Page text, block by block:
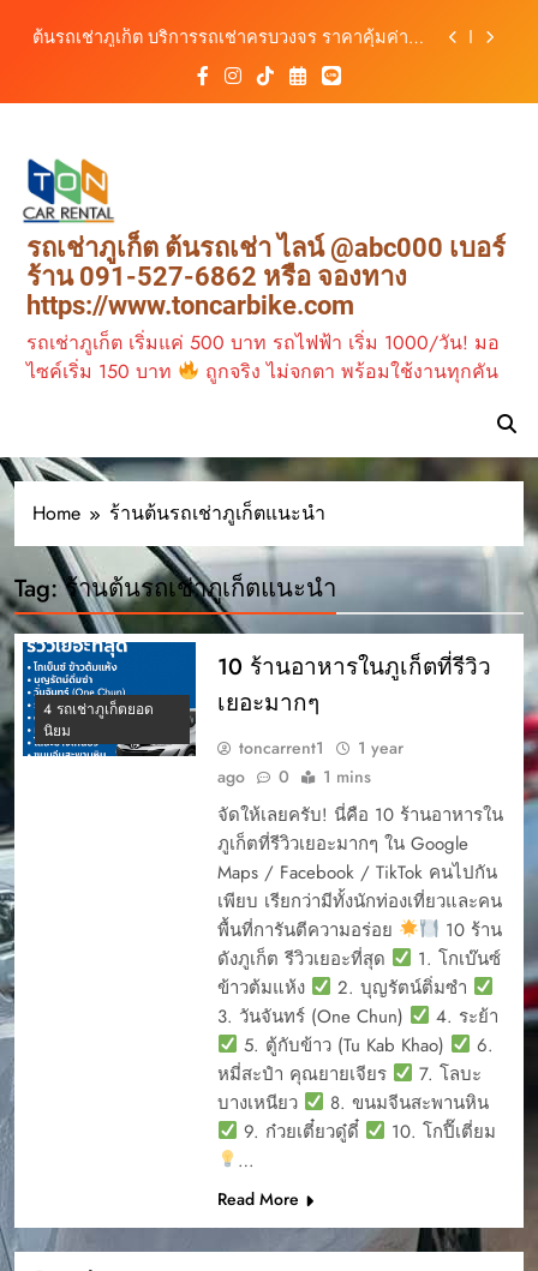
ต้นรถเช่าภูเก็ต บริการรถเช่าครบวงจร ราคาคุ้มค่า
เช่ารถมอเตอร์ไซค์ภูเก็ต กับต้นรถเช่า เดินทาง
สะดวก ราคาประหยัด เริ่มต้นเพียง 150 บาท/วัน
เลือกหลากหลาย พร้อมบริการ 24 ชั่วโมง
วิเคราะห์ตลาดรถเช่าภูเก็ต 3 เดือนข้างหน้า:
สิงหาคม–ตุลาคม 2569
ต้นรถเช่าภูเก็ต บริการรถเช่าครบวงจร ราคาคุ้มค่า
เดินทางสะดวกทุกเส้นทาง
เช่ารถมอเตอร์ไซค์ภูเก็ต กับต้นรถเช่า เดินทาง
สะดวก ราคาประหยัด เริ่มต้นเพียง 150 บาท/วัน
รถเช่าภูเก็ต ต้นรถเช่า ไลน์ @abc000 เบอร์
ร้าน 091-527-6862 หรือ จองทาง
https://www.toncarbike.com
รถเช่าภูเก็ต เริ่มแค่ 500 บาท รถไฟฟ้า เริ่ม 1000/วัน! มอ
ไซค์เริ่ม 150 บาท
ถูกจริง ไม่จกตา พร้อมใช้งานทุกคัน
Home ร้านต้นรถเช่าภูเก็ตแนะนำ
Tag:ร้านต้นรถเช่าภูเก็ตแนะนำ
4 รถเช่าภูเก็ตยอด
นิยม
10 ร้านอาหารในภูเก็ตที่รีวิว
เยอะมากๆ
toncarrent1
1 year
ago
0 1 mins
จัดให้เลยครับ! นี่คือ 10 ร้านอาหารใน
ภูเก็ตที่รีวิวเยอะมากๆ ใน Google
Maps / Facebook / TikTok คนไปกัน
เพียบ เรียกว่ามีทั้งนักท่องเที่ยวและคน
พื้นที่การันตีความอร่อย
10 ร้าน
ดังภูเก็ต รีวิวเยอะที่สุด
1. โกเบ๊นซ์
ข้าวต้มแห้ง
2. บุญรัตน์ติ่มซำ
3. วันจันทร์ (One Chun)
4. ระย้า
5. ตู้กับข้าว (Tu Kab Khao)
6.
หมี่สะปำ คุณยายเจียร
7. โลบะ
บางเหนียว
8. ขนมจีนสะพานหิน
9. ก๋วยเตี๋ยวดู๋ดี๋
10. โกปี๊เตี่ยม
…
Read More